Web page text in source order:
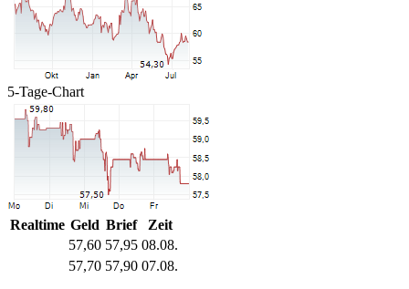
5-Tage-Chart
Realtime Geld Brief
Zeit
57,60 57,95 08.08.
57,70 57,90 07.08.